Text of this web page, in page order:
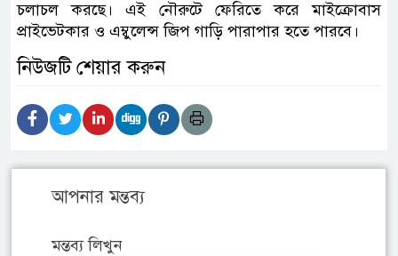
চলাচল করছে। এই নৌরুটে ফেরিতে করে মাইক্রোবাস
প্রাইভেটকার ও এম্বুলেন্স জিপ গাড়ি পারাপার হতে পারবে।
নিউজটি শেয়ার করুন
আপনার মন্তব্য
মন্তব্য লিখুন